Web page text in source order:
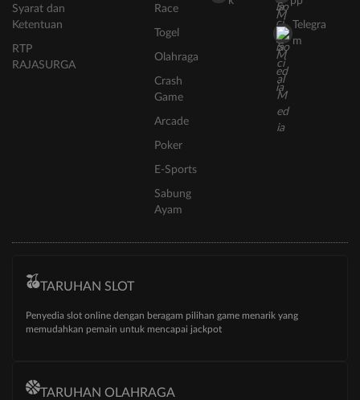
Syarat dan
Ketentuan
RTP
RAJASURGA
Race
Togel
Olahraga
Crash
Game
Arcade
Poker
E-Sports
Sabung
Ayam
Telegra
m
TARUHAN SLOT
Penyedia slot online dengan beragam pilihan game menarik yang
memudahkan pemain untuk mencapai jackpot
TARUHAN OLAHRAGA